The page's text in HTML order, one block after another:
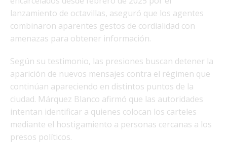
lanzamiento de octavillas, aseguró que los agentes
combinaron aparentes gestos de cordialidad con
amenazas para obtener información.
Según su testimonio, las presiones buscan detener la
aparición de nuevos mensajes contra el régimen que
continúan apareciendo en distintos puntos de la
ciudad. Márquez Blanco afirmó que las autoridades
intentan identificar a quienes colocan los carteles
mediante el hostigamiento a personas cercanas a los
presos políticos.